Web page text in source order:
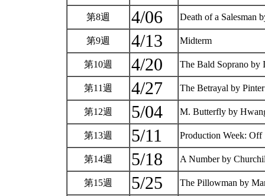
第8週 4/06 Death of a Salesman
第9週 4/13 Midterm
第10週 4/20 The Bald Soprano by
第11週 4/27 The Betrayal by
第12週 5/04 M. Butterfly by
第13週 5/11 Production Week: Off
第14週 5/18 A Number by
第15週 5/25 The Pillowman by